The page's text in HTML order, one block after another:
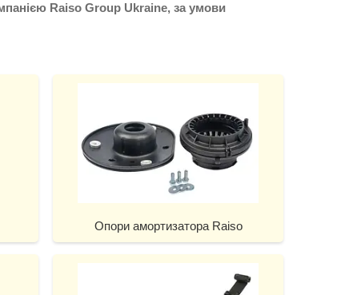
Raiso Group Ukraine, за умови
Опори амортизатора Raiso